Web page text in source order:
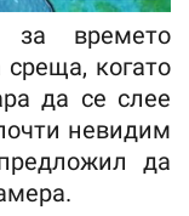
за времето
когато
да се слее
невидим
да